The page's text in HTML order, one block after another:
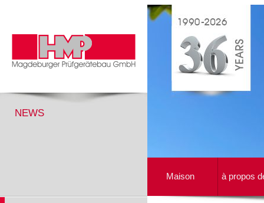
NEWS
Maison à propos